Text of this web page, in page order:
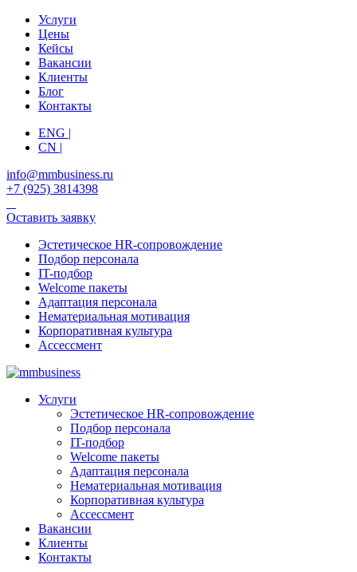
Услуги
Цены
Кейсы
Вакансии
Клиенты
Блог
Контакты
ENG |
CN |
info@mmbusiness.ru
+7 (925) 3814398
Оставить заявку
Эстетическое HR-сопровождение
Подбор персонала
IT-подбор
Welcome пакеты
Адаптация персонала
Нематериальная мотивация
Корпоративная культура
Ассессмент
Услуги
Эстетическое HR-сопровождение
Подбор персонала
IT-подбор
Welcome пакеты
Адаптация персонала
Нематериальная мотивация
Корпоративная культура
Ассессмент
Вакансии
Клиенты
Контакты